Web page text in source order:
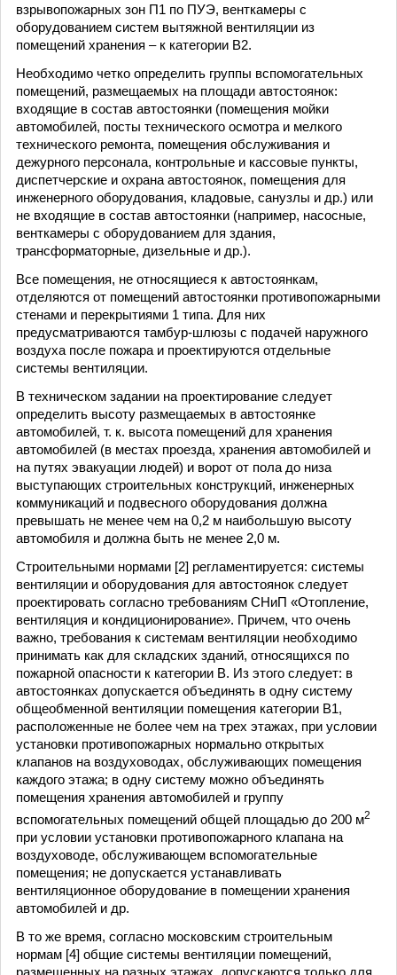
взрывопожарных зон П1 по ПУЭ, венткамеры с
оборудованием систем вытяжной вентиляции из
помещений хранения – к категории В2.
Необходимо четко определить группы вспомогательных
помещений, размещаемых на площади автостоянок:
входящие в состав автостоянки (помещения мойки
автомобилей, посты технического осмотра и мелкого
технического ремонта, помещения обслуживания и
дежурного персонала, контрольные и кассовые пункты,
диспетчерские и охрана автостоянок, помещения для
инженерного оборудования, кладовые, санузлы и др.) или
не входящие в состав автостоянки (например, насосные,
венткамеры с оборудованием для здания,
трансформаторные, дизельные и др.).
Все помещения, не относящиеся к автостоянкам,
отделяются от помещений автостоянки противопожарными
стенами и перекрытиями 1 типа. Для них
предусматриваются тамбур-шлюзы с подачей наружного
воздуха после пожара и проектируются отдельные
системы вентиляции.
В техническом задании на проектирование следует
определить высоту размещаемых в автостоянке
автомобилей, т. к. высота помещений для хранения
автомобилей (в местах проезда, хранения автомобилей и
на путях эвакуации людей) и ворот от пола до низа
выступающих строительных конструкций, инженерных
коммуникаций и подвесного оборудования должна
превышать не менее чем на 0,2 м наибольшую высоту
автомобиля и должна быть не менее 2,0 м.
Строительными нормами [2] регламентируется: системы
вентиляции и оборудования для автостоянок следует
проектировать согласно требованиям СНиП «Отопление,
вентиляция и кондиционирование». Причем, что очень
важно, требования к системам вентиляции необходимо
принимать как для складских зданий, относящихся по
пожарной опасности к категории В. Из этого следует: в
автостоянках допускается объединять в одну систему
общеобменной вентиляции помещения категории В1,
расположенные не более чем на трех этажах, при условии
установки противопожарных нормально открытых
клапанов на воздуховодах, обслуживающих помещения
каждого этажа; в одну систему можно объединять
помещения хранения автомобилей и группу
вспомогательных помещений общей площадью до 200 м2
при условии установки противопожарного клапана на
воздуховоде, обслуживающем вспомогательные
помещения; не допускается устанавливать
вентиляционное оборудование в помещении хранения
автомобилей и др.
В то же время, согласно московским строительным
нормам [4] общие системы вентиляции помещений,
размещенных на разных этажах, допускаются только для